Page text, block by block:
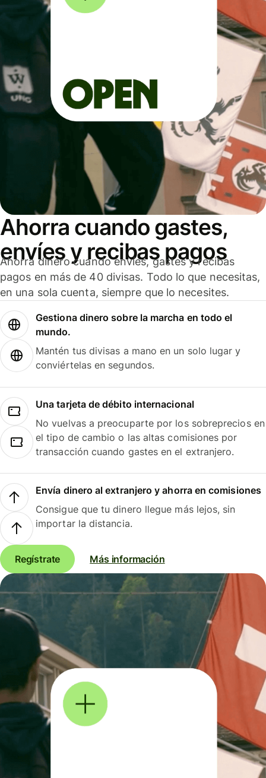
Ahorra cuando gastes,
envíes y recibas pagos
Ahorra dinero cuando envíes, gastes y recibas
pagos en más de 40 divisas. Todo lo que necesitas,
en una sola cuenta, siempre que lo necesites.
Gestiona dinero sobre la marcha en todo el
mundo.
Mantén tus divisas a mano en un solo lugar y
conviértelas en segundos.
Una tarjeta de débito internacional
No vuelvas a preocuparte por los sobreprecios en
el tipo de cambio o las altas comisiones por
transacción cuando gastes en el extranjero.
Envía dinero al extranjero y ahorra en comisiones
Consigue que tu dinero llegue más lejos, sin
importar la distancia.
Regístrate Más información